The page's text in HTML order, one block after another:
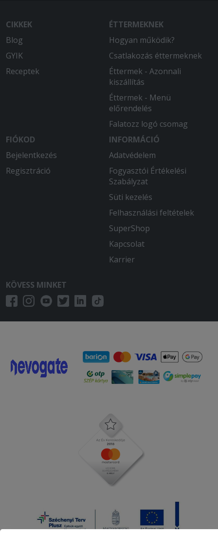
CIKKEK
Blog
GYIK
Receptek
ÉTTERMEKNEK
Hogyan működik?
Csatlakozás éttermeknek
Éttermek - Azonnali
kiszállítás
Éttermek - Menü
előrendelés
Falatozz logó csomag
FIÓKOD
Bejelentkezés
Regisztráció
INFORMÁCIÓ
Adatvédelem
Fogyasztói Értékelési
Szabályzat
Süti kezelés
Felhasználási feltételek
SuperShop
Kapcsolat
Karrier
KÖVESS MINKET